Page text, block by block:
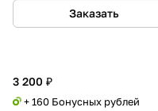
Заказать
3 200 ₽
+ 160 Бонусных рублей